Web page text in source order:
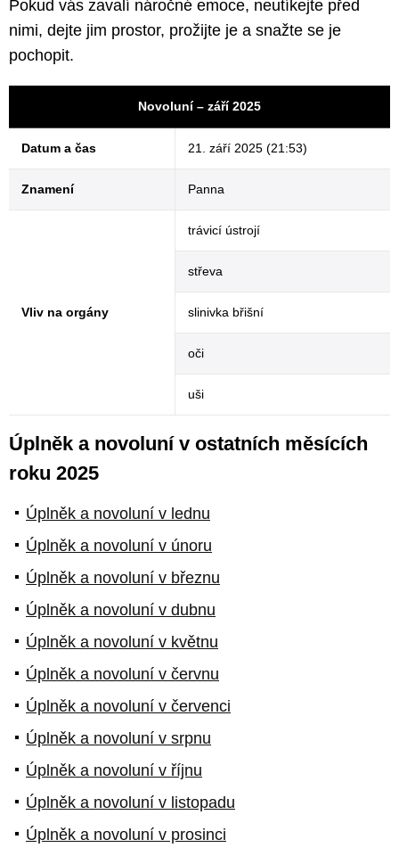
Pokud vás zavalí náročné emoce, neutíkejte před
nimi, dejte jim prostor, prožijte je a snažte se je
pochopit.
Novoluní – září 2025
Datum a čas 21. září 2025 (21:53)
Znamení Panna
Vliv na orgány
trávicí ústrojí
střeva
slinivka břišní
oči
uši
Úplněk a novoluní v ostatních měsících
roku 2025
Úplněk a novoluní v lednu
Úplněk a novoluní v únoru
Úplněk a novoluní v březnu
Úplněk a novoluní v dubnu
Úplněk a novoluní v květnu
Úplněk a novoluní v červnu
Úplněk a novoluní v červenci
Úplněk a novoluní v srpnu
Úplněk a novoluní v říjnu
Úplněk a novoluní v listopadu
Úplněk a novoluní v prosinci